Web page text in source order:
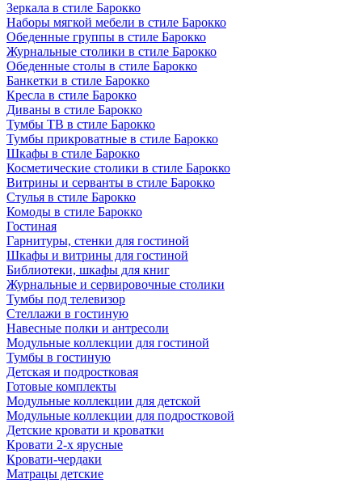
Зеркала в стиле Барокко
Наборы мягкой мебели в стиле Барокко
Обеденные группы в стиле Барокко
Журнальные столики в стиле Барокко
Обеденные столы в стиле Барокко
Банкетки в стиле Барокко
Кресла в стиле Барокко
Диваны в стиле Барокко
Тумбы ТВ в стиле Барокко
Тумбы прикроватные в стиле Барокко
Шкафы в стиле Барокко
Косметические столики в стиле Барокко
Витрины и серванты в стиле Барокко
Стулья в стиле Барокко
Комоды в стиле Барокко
Гостиная
Гарнитуры, стенки для гостиной
Шкафы и витрины для гостиной
Библиотеки, шкафы для книг
Журнальные и сервировочные столики
Тумбы под телевизор
Стеллажи в гостиную
Навесные полки и антресоли
Модульные коллекции для гостиной
Тумбы в гостиную
Детская и подростковая
Готовые комплекты
Модульные коллекции для детской
Модульные коллекции для подростковой
Детские кровати и кроватки
Кровати 2-х ярусные
Кровати-чердаки
Матрацы детские